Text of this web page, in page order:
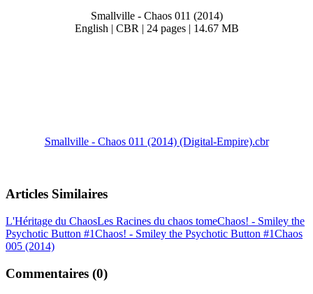
Smallville - Chaos 011 (2014)
English | CBR | 24 pages | 14.67 MB
Smallville - Chaos 011 (2014) (Digital-Empire).cbr
Articles Similaires
L'Héritage du ChaosLes Racines du chaos tomeChaos! - Smiley the
Psychotic Button #1Chaos! - Smiley the Psychotic Button #1Chaos
005 (2014)
Commentaires (0)